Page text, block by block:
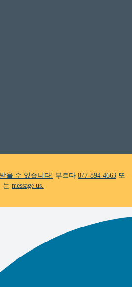
not make unsolicited phone calls and will
을 수 있습니다! 부르다 877-894-4663 또
는 message us.
not make unsolicited phone calls and will
claiming to be from WHRC, please contact
877-894-4663.
도움을 받을 수 있습니다!
4663